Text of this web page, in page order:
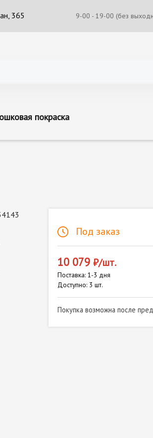
365 9-00 - 19-00 (без
покраска
Под заказ
10 079 ₽/шт.
Поставка: 1-3 дня
Доступно: 3 шт.
Покупка возможна после